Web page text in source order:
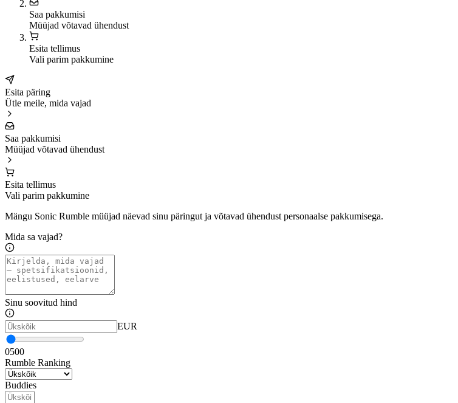
Saa pakkumisi
Müüjad võtavad ühendust
Esita tellimus
Vali parim pakkumine
Esita päring
Ütle meile, mida vajad
Saa pakkumisi
Müüjad võtavad ühendust
Esita tellimus
Vali parim pakkumine
Mängu Sonic Rumble müüjad näevad sinu päringut ja võtavad ühendust personaalse pakkumisega.
Mida sa vajad?
Sinu soovitud hind
EUR
0500
Rumble Ranking
Buddies